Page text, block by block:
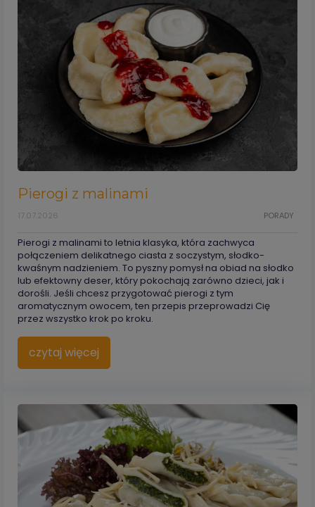
Pierogi z malinami
PORADY
17.07.2026
Pierogi z malinami to letnia klasyka, która zachwyca
połączeniem delikatnego ciasta z soczystym, słodko-
kwaśnym nadzieniem. To pyszny pomysł na obiad na słodko
lub efektowny deser, który pokochają zarówno dzieci, jak i
dorośli. Jeśli chcesz przygotować pierogi z tym
aromatycznym owocem, ten przepis przeprowadzi Cię
przez wszystko krok po kroku.
czytaj więcej